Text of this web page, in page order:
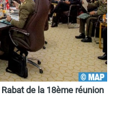
de la 18ème réunion